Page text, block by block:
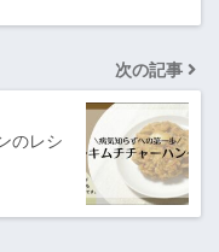
次の記事
のレシ